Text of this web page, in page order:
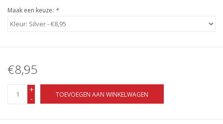
Maak een keuze: *
€8,95
+
-
TOEVOEGEN AAN WINKELWAGEN